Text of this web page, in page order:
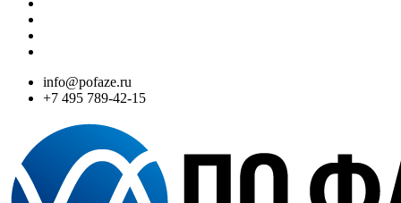
info@pofaze.ru
+7 495 789-42-15